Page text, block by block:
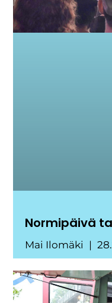
Normipäivä
Mai Ilomäki